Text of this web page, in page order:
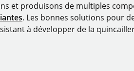
et produisons de multiples
. Les bonnes solutions pour
à développer de la